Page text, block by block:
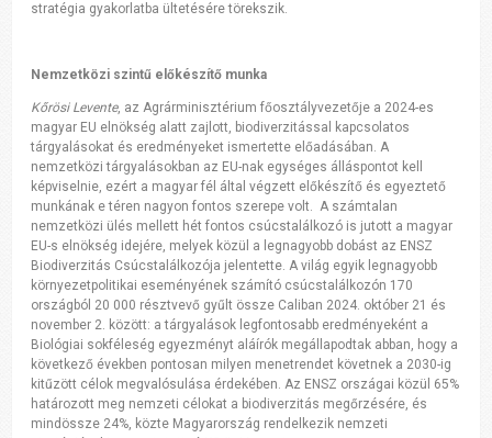
stratégia gyakorlatba ültetésére törekszik.
Nemzetközi szintű előkészítő munka
Kőrösi Levente, az Agrárminisztérium főosztályvezetője a 2024-es
magyar EU elnökség alatt zajlott, biodiverzitással kapcsolatos
tárgyalásokat és eredményeket ismertette előadásában. A
nemzetközi tárgyalásokban az EU-nak egységes álláspontot kell
képviselnie, ezért a magyar fél által végzett előkészítő és egyeztető
munkának e téren nagyon fontos szerepe volt. A számtalan
nemzetközi ülés mellett hét fontos csúcstalálkozó is jutott a magyar
EU-s elnökség idejére, melyek közül a legnagyobb dobást az ENSZ
Biodiverzitás Csúcstalálkozója jelentette. A világ egyik legnagyobb
környezetpolitikai eseményének számító csúcstalálkozón 170
országból 20 000 résztvevő gyűlt össze Caliban 2024. október 21 és
november 2. között: a tárgyalások legfontosabb eredményeként a
Biológiai sokféleség egyezményt aláírók megállapodtak abban, hogy a
következő években pontosan milyen menetrendet követnek a 2030-ig
kitűzött célok megvalósulása érdekében. Az ENSZ országai közül 65%
határozott meg nemzeti célokat a biodiverzitás megőrzésére, és
mindössze 24%, közte Magyarország rendelkezik nemzeti